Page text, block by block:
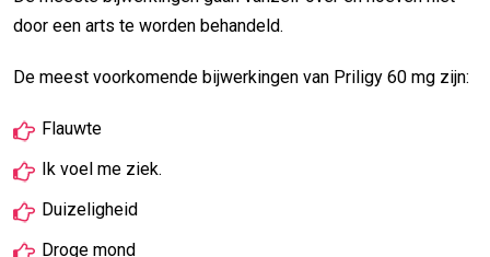
door een arts te worden behandeld.
De meest voorkomende bijwerkingen van Priligy 60 mg zijn:
Flauwte
Ik voel me ziek.
Duizeligheid
Droge mond